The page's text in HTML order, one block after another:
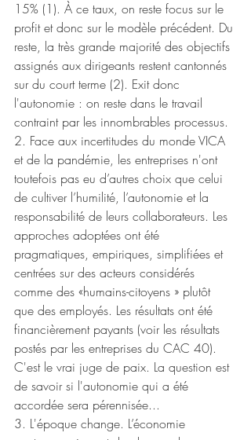
15% (1). À ce taux, on reste focus sur le
profit et donc sur le modèle précédent. Du
reste, la très grande majorité des objectifs
assignés aux dirigeants restent cantonnés
sur du court terme (2). Exit donc
l'autonomie : on reste dans le travail
contraint par les innombrables processus.
2. Face aux incertitudes du monde VICA
et de la pandémie, les entreprises n'ont
toutefois pas eu d’autres choix que celui
de cultiver l’humilité, l’autonomie et la
responsabilité de leurs collaborateurs. Les
approches adoptées ont été
pragmatiques, empiriques, simplifiées et
centrées sur des acteurs considérés
comme des «humains-citoyens » plutôt
que des employés. Les résultats ont été
financièrement payants (voir les résultats
postés par les entreprises du CAC 40).
C'est le vrai juge de paix. La question est
de savoir si l'autonomie qui a été
accordée sera pérennisée...
3. L'époque change. L’économie